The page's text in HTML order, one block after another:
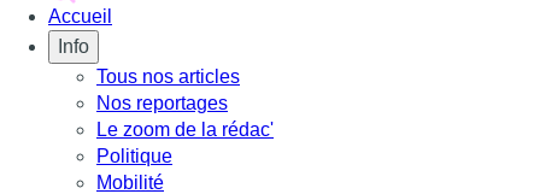
Accueil
Info
Tous nos articles
Nos reportages
Le zoom de la rédac'
Politique
Mobilité